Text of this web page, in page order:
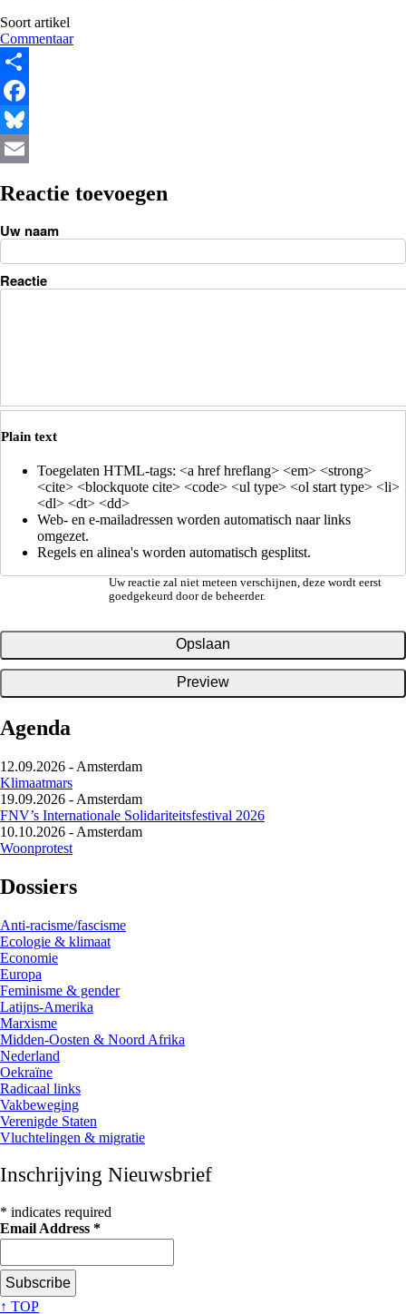
Soort artikel
Commentaar
Share
Facebook
Bluesky
Reactie toevoegen
Uw naam
Reactie
Plain text
Toegelaten HTML-tags: <a href hreflang> <em> <strong>
<cite> <blockquote cite> <code> <ul type> <ol start type> <li>
<dl> <dt> <dd>
Web- en e-mailadressen worden automatisch naar links
omgezet.
Regels en alinea's worden automatisch gesplitst.
Uw reactie zal niet meteen verschijnen, deze wordt eerst
goedgekeurd door de beheerder.
Agenda
12.09.2026 - Amsterdam
Klimaatmars
19.09.2026 - Amsterdam
FNV’s Internationale Solidariteitsfestival 2026
10.10.2026 - Amsterdam
Woonprotest
Dossiers
Anti-racisme/fascisme
Ecologie & klimaat
Economie
Europa
Feminisme & gender
Latijns-Amerika
Marxisme
Midden-Oosten & Noord Afrika
Nederland
Oekraïne
Radicaal links
Vakbeweging
Verenigde Staten
Vluchtelingen & migratie
Inschrijving Nieuwsbrief
* indicates required
Email Address *
↑ TOP